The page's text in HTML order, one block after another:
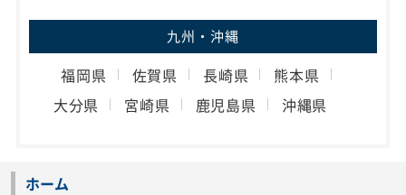
九州・沖縄
福岡県 佐賀県 長崎県
熊本県
大分県
宮崎県 鹿児島県 沖縄県
ホーム